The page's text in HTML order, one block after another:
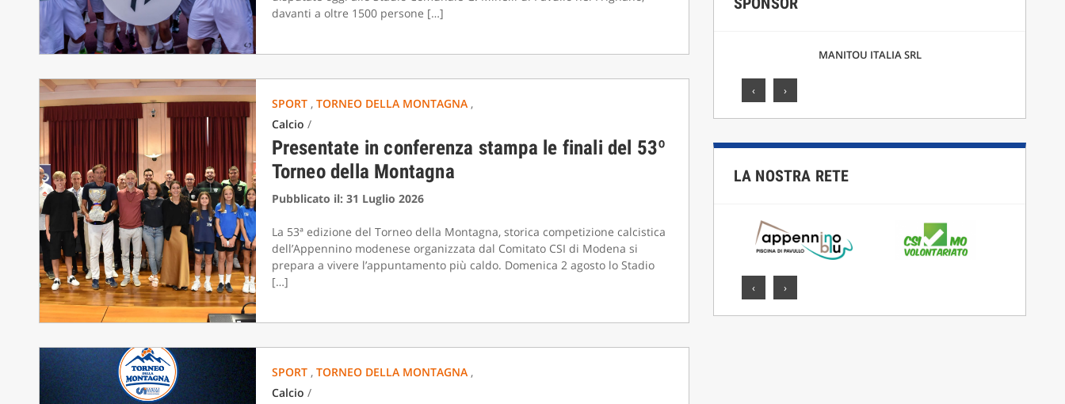
davanti a oltre 1500 persone […]
SPORT , TORNEO DELLA MONTAGNA ,
Calcio /
Presentate in conferenza stampa le finali del 53º
Torneo della Montagna
Pubblicato il: 31 Luglio 2026
La 53ª edizione del Torneo della Montagna, storica competizione calcistica
dell’Appennino modenese organizzata dal Comitato CSI di Modena si
prepara a vivere l’appuntamento più caldo. Domenica 2 agosto lo Stadio
[…]
SPORT , TORNEO DELLA MONTAGNA ,
Calcio /
CAMOLA SNC MANITOU ITALIA SRL F.LLI CICCARELLI SRL
‹ ›
LA NOSTRA RETE
‹ ›